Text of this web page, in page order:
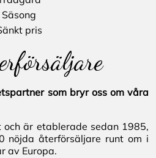
Säsong
pris
som bryr oss om våra
är etablerade sedan 1985,
nöjda återförsäljare runt om i
av Europa.